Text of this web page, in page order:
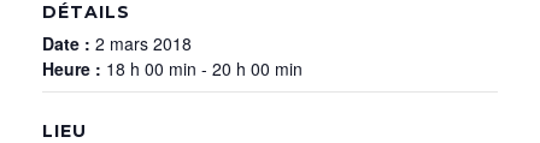
DÉTAILS
Date : 2 mars 2018
Heure : 18 h 00 min - 20 h 00 min
LIEU